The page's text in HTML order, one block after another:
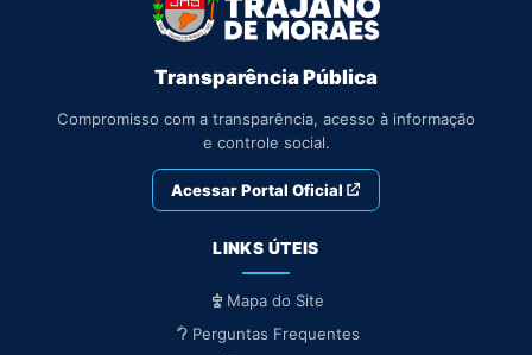
Transparência Pública
Compromisso com a transparência, acesso à informação
e controle social.
Acessar Portal Oficial
LINKS ÚTEIS
Mapa do Site
Perguntas Frequentes